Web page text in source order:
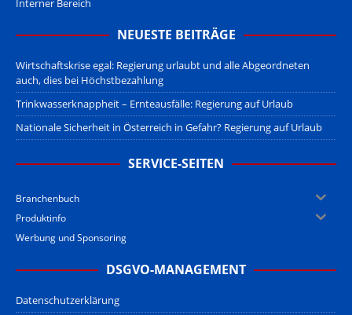
NEUESTE BEITRÄGE
Wirtschaftskrise egal: Regierung urlaubt und alle Abgeordneten
auch, dies bei Höchstbezahlung
Trinkwasserknappheit – Ernteausfälle: Regierung auf Urlaub
Nationale Sicherheit in Österreich in Gefahr? Regierung auf Urlaub
SERVICE-SEITEN
Branchenbuch
Produktinfo
Werbung und Sponsoring
DSGVO-MANAGEMENT
Datenschutzerklärung